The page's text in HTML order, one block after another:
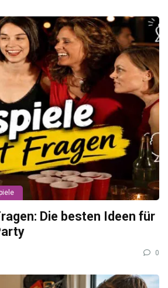
Die besten Ideen für
0